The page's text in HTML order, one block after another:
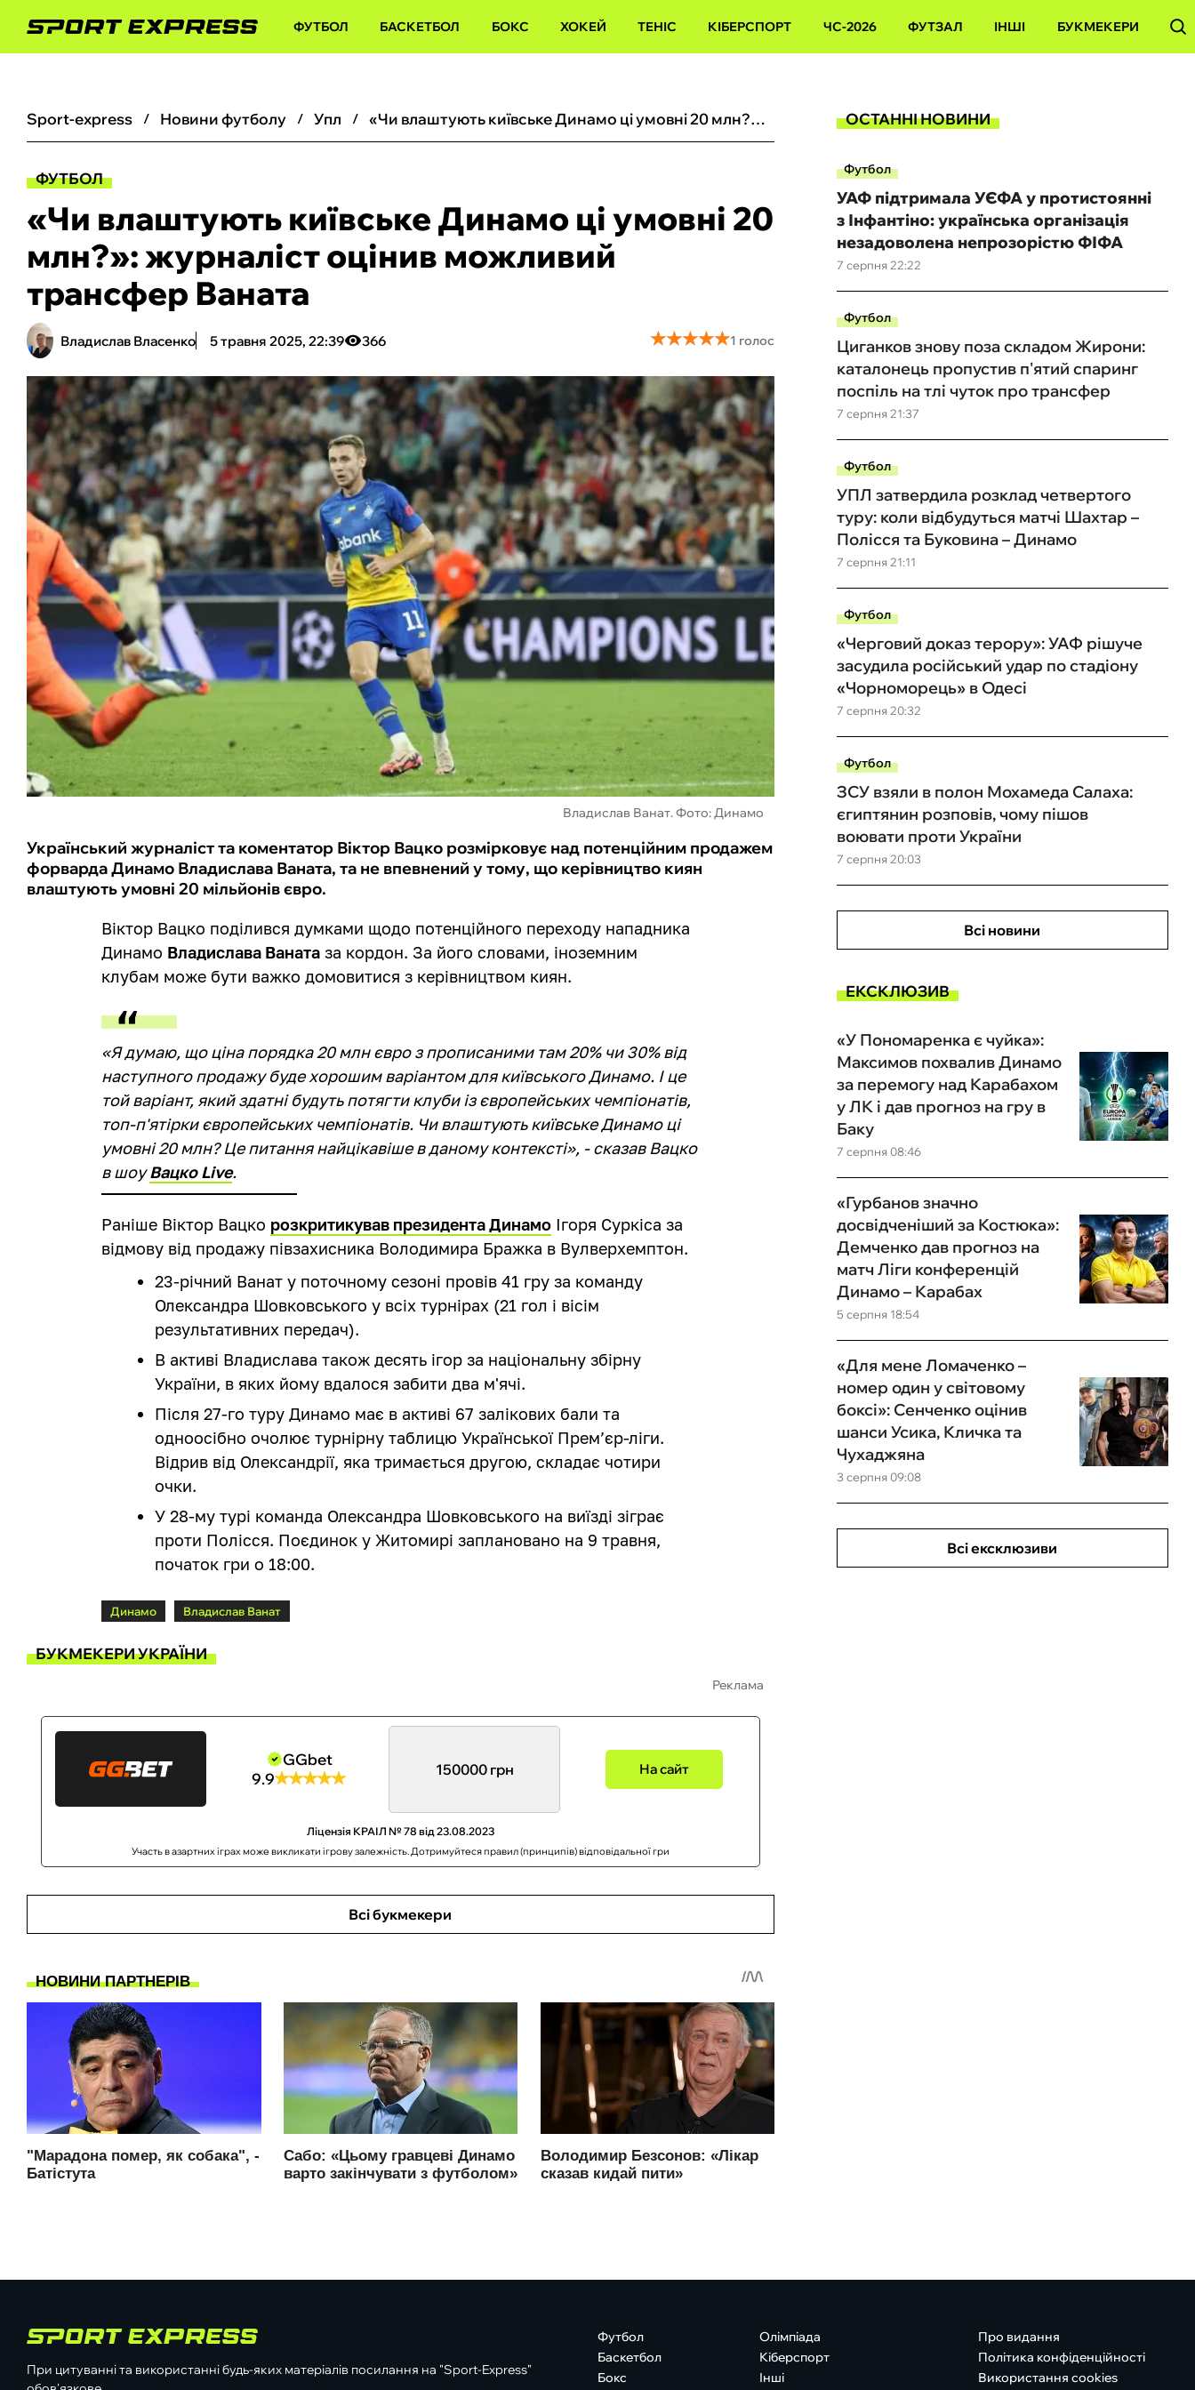
ФУТБОЛ БАСКЕТБОЛ БОКС ХОКЕЙ ТЕНІС КІБЕРСПОРТ ЧС-2026 ФУТЗАЛ ІНШІ БУКМЕКЕРИ
sport-express новини футболу упл «‎Чи влаштують київське Динамо ці умовні 20 млн?»: журналіст оцінив можливий трансфер Ваната
ФУТБОЛ
«‎Чи влаштують київське Динамо ці умовні 20
млн?»: журналіст оцінив можливий
трансфер Ваната
Владислав Власенко 5 травня 2025, 22:39 366 ★★★★★
★★★★★1 голос
Владислав Ванат. Фото: Динамо
Український журналіст та коментатор Віктор Вацко розмірковує над потенційним продажем
форварда Динамо Владислава Ваната, та не впевнений у тому, що керівництво киян
влаштують умовні 20 мільйонів євро.
Віктор Вацко поділився думками щодо потенційного переходу нападника
Динамо Владислава Ваната за кордон. За його словами, іноземним
клубам може бути важко домовитися з керівництвом киян.
«Я думаю, що ціна порядка 20 млн євро з прописаними там 20% чи 30% від
наступного продажу буде хорошим варіантом для київського Динамо. І це
той варіант, який здатні будуть потягти клуби із європейських чемпіонатів,
топ-п'ятірки європейських чемпіонатів. Чи влаштують київське Динамо ці
умовні 20 млн? Це питання найцікавіше в даному контексті», - сказав Вацко
в шоуВацко Live.
Раніше Віктор Вацко розкритикував президента Динамо Ігоря Суркіса за
відмову від продажу півзахисника Володимира Бражка в Вулверхемптон.
23-річний Ванат у поточному сезоні провів 41 гру за команду
Олександра Шовковського у всіх турнірах (21 гол і вісім
результативних передач).
В активі Владислава також десять ігор за національну збірну
України, в яких йому вдалося забити два м'ячі.
Після 27-го туру Динамо має в активі 67 залікових бали та
одноосібно очолює турнірну таблицю Української Прем’єр-ліги.
Відрив від Олександрії, яка тримається другою, складає чотири
очки.
У 28-му турі команда Олександра Шовковського на виїзді зіграє
проти Полісся. Поєдинок у Житомирі заплановано на 9 травня,
початок гри о 18:00.
Динамо Владислав Ванат
БУКМЕКЕРИ УКРАЇНИ
Реклама
GGbet
9.9
150000 грн На сайт
Ліцензія КРАІЛ № 78 від 23.08.2023
Участь в азартних іграх може викликати ігрову залежність. Дотримуйтеся правил (принципів) відповідальної гри
Всі букмекери
ОСТАННІ НОВИНИ
Футбол
7 серпня 22:22
УАФ підтримала УЄФА у протистоянні
з Інфантіно: українська організація
незадоволена непрозорістю ФІФА
Футбол
7 серпня 21:37
Циганков знову поза складом Жирони:
каталонець пропустив п'ятий спаринг
поспіль на тлі чуток про трансфер
Футбол
7 серпня 21:11
УПЛ затвердила розклад четвертого
туру: коли відбудуться матчі Шахтар –
Полісся та Буковина – Динамо
Футбол
7 серпня 20:32
«Черговий доказ терору»: УАФ рішуче
засудила російський удар по стадіону
«Чорноморець» в Одесі
Футбол
7 серпня 20:03
ЗСУ взяли в полон Мохамеда Салаха:
єгиптянин розповів, чому пішов
воювати проти України
Всі новини
ЕКСКЛЮЗИВ
7 серпня 08:46
«У Пономаренка є чуйка»:
Максимов похвалив Динамо
за перемогу над Карабахом
у ЛК і дав прогноз на гру в
Баку
5 серпня 18:54
«Гурбанов значно
досвідченіший за Костюка»:
Демченко дав прогноз на
матч Ліги конференцій
Динамо – Карабах
3 серпня 09:08
«Для мене Ломаченко –
номер один у світовому
боксі»: Сенченко оцінив
шанси Усика, Кличка та
Чухаджяна
Всі ексклюзиви
При цитуванні та використанні будь-яких матеріалів посилання на "Sport-Express"
Футбол
Баскетбол
Бокс
Олімпіада
Кіберспорт
Інші
Про видання
Політика конфіденційності
Використання cookies